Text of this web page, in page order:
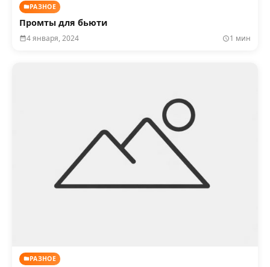
РАЗНОЕ
Промты для бьюти
4 января, 2024 1 мин
РАЗНОЕ